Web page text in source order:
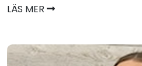
LÄS MER